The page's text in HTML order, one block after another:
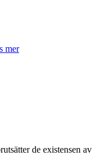
mer
de existensen